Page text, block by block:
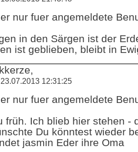
nur fuer angemeldete
in den Särgen ist der
ist geblieben, bleibt in
12:31:25
nur fuer angemeldete
früh. Ich blieb hier stehen -
Du könntest wieder
jasmin Eder ihre Oma